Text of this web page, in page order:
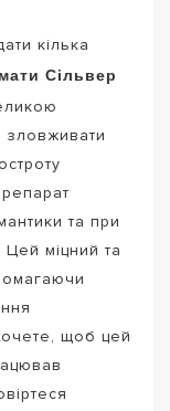
кілька
Сільвер
зловживати
та при
Цей міцний та
щоб цей